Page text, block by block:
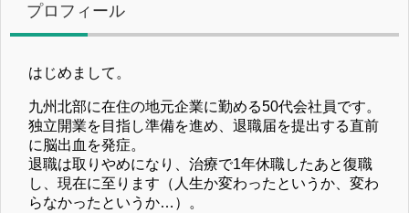
プロフィール
はじめまして。
九州北部に在住の地元企業に勤める50代会社員です。
独立開業を目指し準備を進め、退職届を提出する直前
に脳出血を発症。
退職は取りやめになり、治療で1年休職したあと復職
し、現在に至ります（人生か変わったというか、変わ
らなかったというか…）。